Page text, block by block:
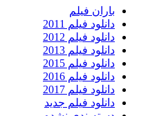
باران فیلم
دانلود فیلم 2011
دانلود فیلم 2012
دانلود فیلم 2013
دانلود فیلم 2015
دانلود فیلم 2016
دانلود فیلم 2017
دانلود فیلم جدید